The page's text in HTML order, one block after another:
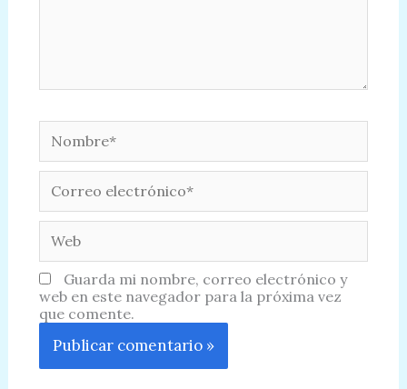
electrónico*
Guarda mi nombre, correo electrónico y
web en este navegador para la próxima vez
que comente.